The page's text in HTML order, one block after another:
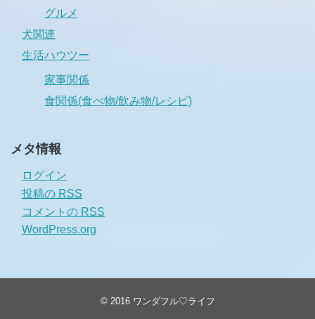
グルメ
犬関連
生活ハウツー
家事関係
食関係(食べ物/飲み物/レシピ)
メタ情報
ログイン
投稿の RSS
コメントの RSS
WordPress.org
© 2016 ワンダフル♡ライフ